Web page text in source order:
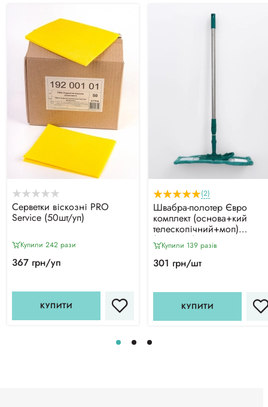
Серветки віскозні PRO
Service (50шт/уп)
Купили 242 рази
367 грн/уп
КУПИТИ
(2)
Швабра-полотер Євро
комплект (основа+кий
телескопічний+моп)
(42*13см)
Купили 139 разiв
301 грн/шт
КУПИТИ